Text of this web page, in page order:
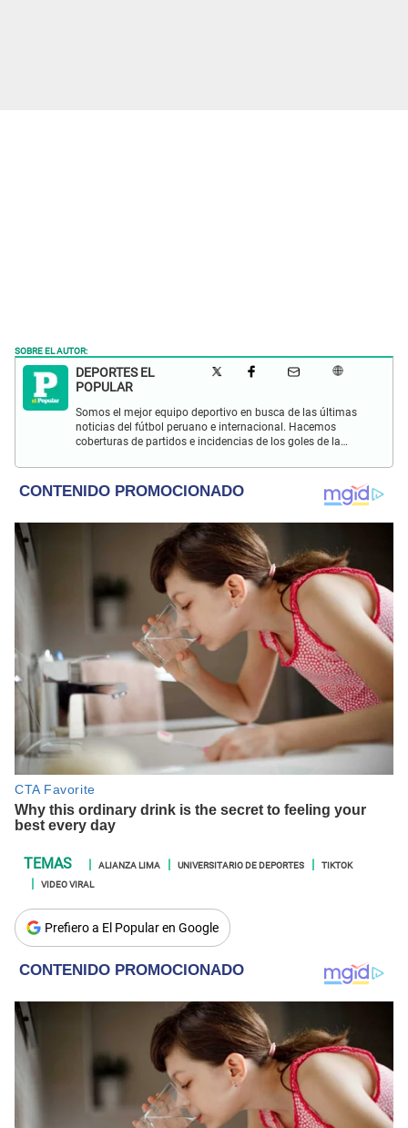
SOBRE EL AUTOR:
DEPORTES EL
POPULAR
Somos el mejor equipo deportivo en busca de las últimas
noticias del fútbol peruano e internacional. Hacemos
coberturas de partidos e incidencias de los goles de la
eventos deportivos.
ALIANZA LIMA UNIVERSITARIO DE DEPORTES
TIKTOK
VIDEO VIRAL
Prefiero a El Popular en Google